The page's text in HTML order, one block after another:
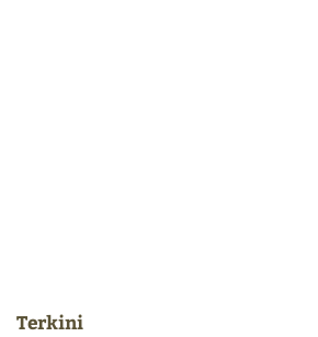
Terkini